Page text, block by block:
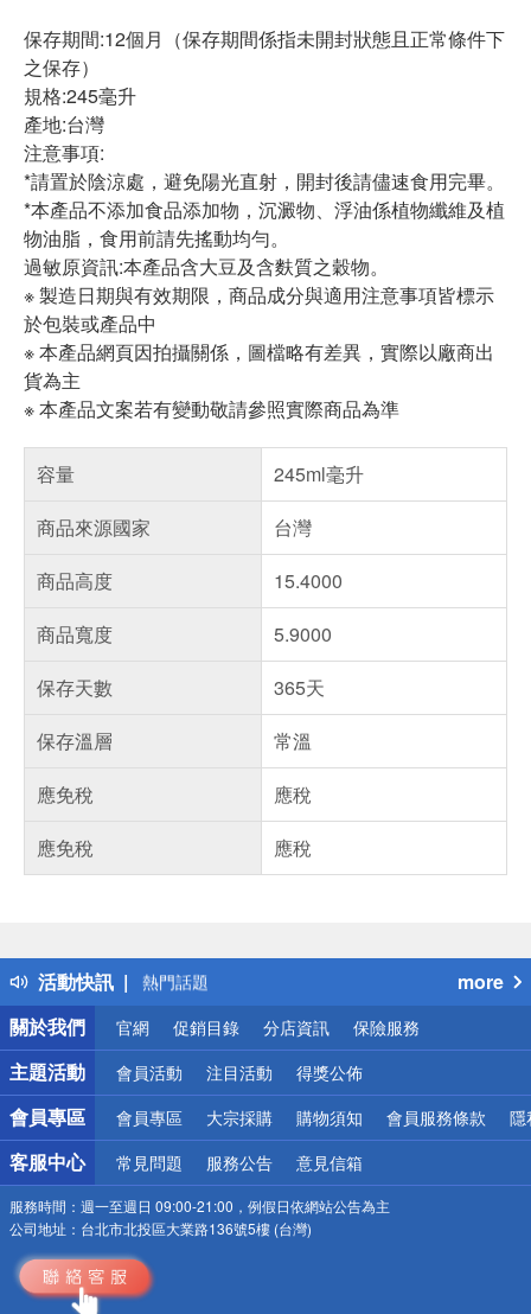
保存期間:12個月（保存期間係指未開封狀態且正常條件下
之保存）
規格:245毫升
產地:台灣
注意事項:
*請置於陰涼處，避免陽光直射，開封後請儘速食用完畢。
*本產品不添加食品添加物，沉澱物、浮油係植物纖維及植
物油脂，食用前請先搖動均勻。
過敏原資訊:本產品含大豆及含麩質之穀物。
※ 製造日期與有效期限，商品成分與適用注意事項皆標示
於包裝或產品中
※ 本產品網頁因拍攝關係，圖檔略有差異，實際以廠商出
貨為主
※ 本產品文案若有變動敬請參照實際商品為準
容量
245ml毫升
商品來源國家
台灣
商品高度
15.4000
商品寬度
5.9000
保存天數
365天
保存溫層
常溫
應免稅
應稅
應免稅
應稅
活動快訊
得獎公告
熱門話題
銀行優惠
偏遠地區配送
詐騙網頁！請小心！
more
關於我們
官網 促銷目錄 分店資訊 保險服務
主題活動 會員活動 注目活動 得獎公佈
會員專區 會員專區 大宗採購 購物須知 會員服務條款 隱
客服中心 常見問題 服務公告 意見信箱
服務時間： 週一至週日 09:00-21:00，例假日依網站公告為主
公司地址： 台北市北投區大業路136號5樓 (台灣)